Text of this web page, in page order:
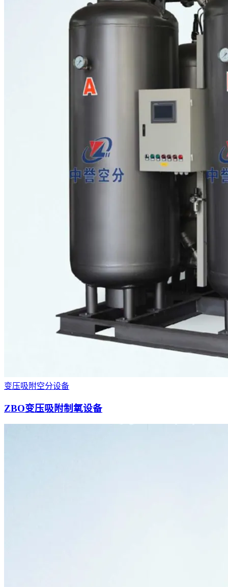
变压吸附空分设备
ZBO变压吸附制氧设备